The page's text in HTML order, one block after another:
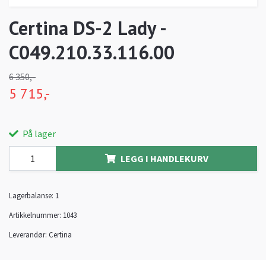
Certina DS-2 Lady -
C049.210.33.116.00
6 350,-
5 715,-
På lager
LEGG I HANDLEKURV
Lagerbalanse: 1
Artikkelnummer: 1043
Leverandør: Certina